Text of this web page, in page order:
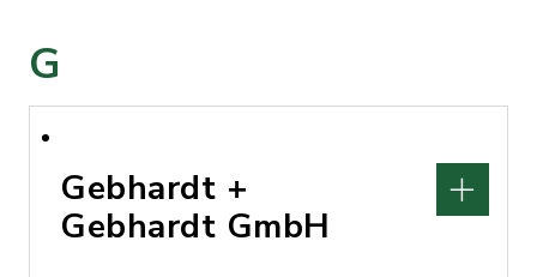
G
Gebhardt +
Gebhardt GmbH